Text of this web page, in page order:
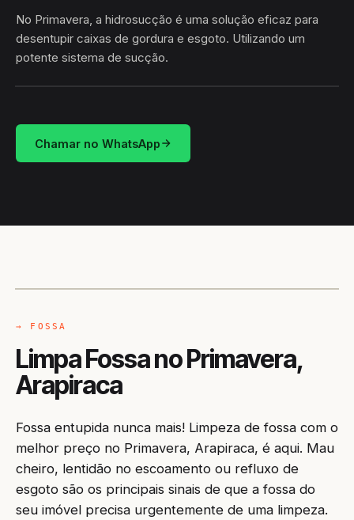
No Primavera, a hidrosucção é uma solução eficaz para
desentupir caixas de gordura e esgoto. Utilizando um
potente sistema de sucção.
HIDROSUCÇÃO
Chamar no WhatsApp
→ FOSSA
Limpa Fossa no Primavera,
Arapiraca
Fossa entupida nunca mais! Limpeza de fossa com o
melhor preço no Primavera, Arapiraca, é aqui. Mau
cheiro, lentidão no escoamento ou refluxo de
esgoto são os principais sinais de que a fossa do
seu imóvel precisa urgentemente de uma limpeza.